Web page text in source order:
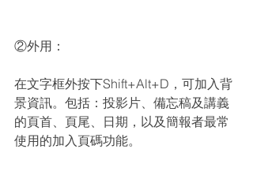
②外用：
在文字框外按下Shift+Alt+D，可加入背
景資訊。包括：投影片、備忘稿及講義
的頁首、頁尾、日期，以及簡報者最常
使用的加入頁碼功能。